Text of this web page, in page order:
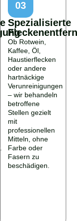
03
Spezialisierte
Ob Rotwein,
Kaffee, Öl,
Haustierflecken
oder andere
hartnäckige
Verunreinigungen
– wir behandeln
betroffene
Stellen gezielt
mit
professionellen
Mitteln, ohne
Farbe oder
Fasern zu
beschädigen.